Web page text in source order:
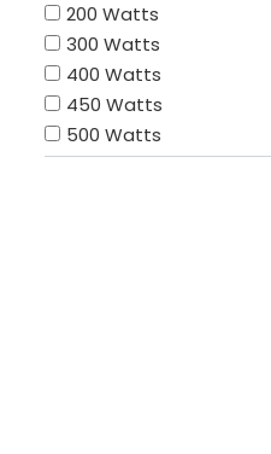
200 Watts
300 Watts
400 Watts
450 Watts
500 Watts